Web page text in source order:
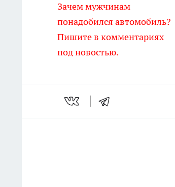
Зачем мужчинам
понадобился автомобиль?
Пишите в комментариях
под новостью.